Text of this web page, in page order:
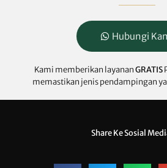
Hubungi
Kami memberikan layananGRATIS
memastikan jenis pendampingan
Share Ke Sosial